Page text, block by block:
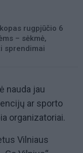
rugpjūčio 6
– sėkmė,
sprendimai
nauda jau
ar sporto
organizatoriai.
Vilniaus